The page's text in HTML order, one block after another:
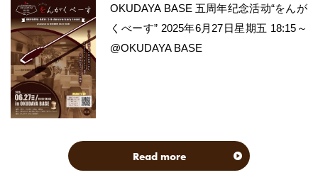
OKUDAYA BASE 五周年纪念活动“をんが
くべーす” 2025年6月27日星期五 18:15～
@OKUDAYA BASE
Read more